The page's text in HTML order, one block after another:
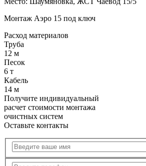
Монтаж Аэро 15 под ключ
Расход материалов
Труба
12 м
Песок
6 т
Кабель
14 м
Получите индивидуальный
расчет стоимости монтажа
очистных систем
Оставьте контакты